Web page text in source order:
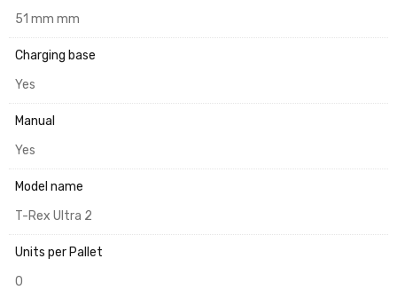
51 mm mm
Charging base
Yes
Manual
Yes
Model name
T-Rex Ultra 2
Units per Pallet
0